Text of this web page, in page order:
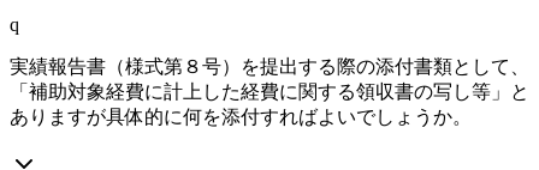
q
実績報告書（様式第８号）を提出する際の添付書類として、
「補助対象経費に計上した経費に関する領収書の写し等」と
ありますが具体的に何を添付すればよいでしょうか。